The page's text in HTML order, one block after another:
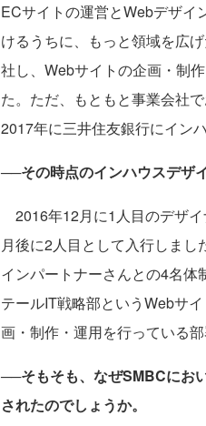
ECサイトの運営とWebデザイ
けるうちに、もっと領域を広
社し、Webサイトの企画・制
た。ただ、もともと事業会社
2017年に三井住友銀行にイン
──その時点のインハウスデザ
2016年12月に1人目のデザ
月後に2人目として入行しま
インパートナーさんとの4名体
テールIT戦略部というWebサ
画・制作・運用を行っている部
──そもそも、なぜSMBCにお
されたのでしょうか。